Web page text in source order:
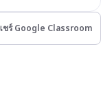
ชร์ Google Classroom